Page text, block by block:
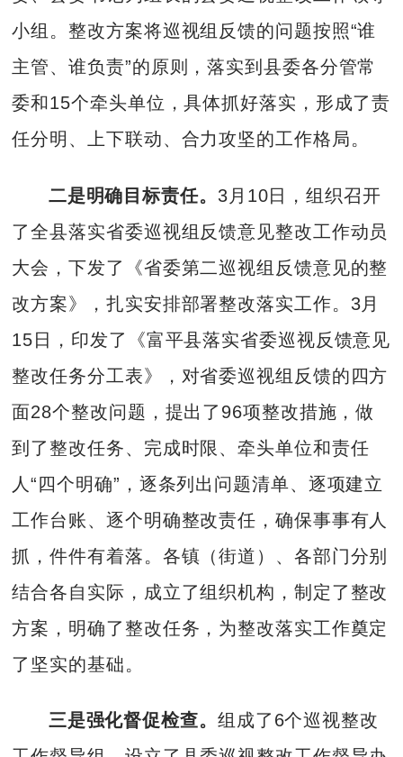
小组。整改方案将巡视组反馈的问题按照“谁
主管、谁负责”的原则，落实到县委各分管常
委和15个牵头单位，具体抓好落实，形成了责
任分明、上下联动、合力攻坚的工作格局。
二是明确目标责任。 3月10日，组织召开
了全县落实省委巡视组反馈意见整改工作动员
大会，下发了《省委第二巡视组反馈意见的整
改方案》，扎实安排部署整改落实工作。3月
15日，印发了《富平县落实省委巡视反馈意见
整改任务分工表》，对省委巡视组反馈的四方
面28个整改问题，提出了96项整改措施，做
到了整改任务、完成时限、牵头单位和责任
人“四个明确”，逐条列出问题清单、逐项建立
工作台账、逐个明确整改责任，确保事事有人
抓，件件有着落。各镇（街道）、各部门分别
结合各自实际，成立了组织机构，制定了整改
方案，明确了整改任务，为整改落实工作奠定
了坚实的基础。
三是强化督促检查。 组成了6个巡视整改